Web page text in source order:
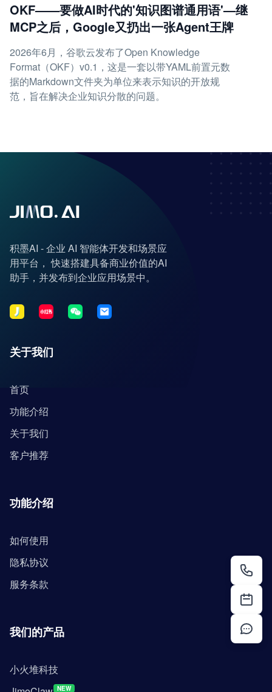
OKF——要做AI时代的'知识图谱通用语'—继
MCP之后，Google又扔出一张Agent王牌
2026年6月，谷歌云发布了Open Knowledge
Format（OKF）v0.1，这是一套以带YAML前置元数
据的Markdown文件夹为单位来表示知识的开放规
范，旨在解决企业知识分散的问题。
积墨AI - 企业 AI 智能体开发和场景应
用平台， 快速搭建具备商业价值的AI
助手，并发布到企业应用场景中。
关于我们
首页
功能介绍
关于我们
客户推荐
功能介绍
如何使用
隐私协议
服务条款
我们的产品
小火堆科技
NEW